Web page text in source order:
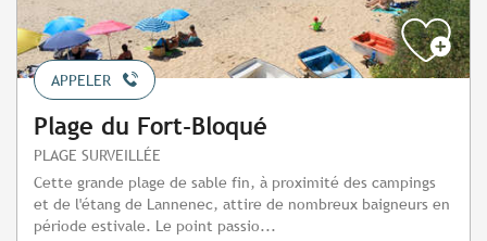
APPELER
Plage du Fort-Bloqué
PLAGE SURVEILLÉE
Cette grande plage de sable fin, à proximité des campings
et de l'étang de Lannenec, attire de nombreux baigneurs en
période estivale. Le point passio...